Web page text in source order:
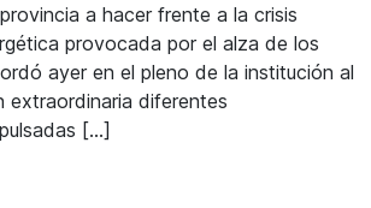
a hacer frente a la crisis
provocada por el alza de los
ayer en el pleno de la institución al
extraordinaria diferentes
[…]